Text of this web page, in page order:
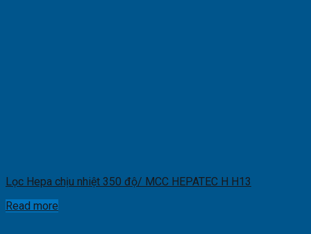
Lọc Hepa chịu nhiệt 350 độ/ MCC HEPATEC H H13
Read more